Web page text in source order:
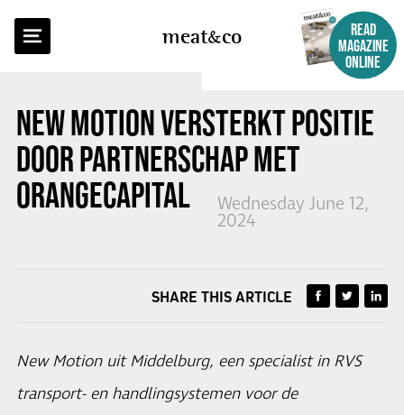
meatco
READ
MAGAZINE
ONLINE
NEW MOTION VERSTERKT POSITIE
DOOR PARTNERSCHAP MET
ORANGECAPITAL
Wednesday June 12,
2024
BACK TO OVERVIEW
SHARE THIS ARTICLE
New Motion uit Middelburg, een specialist in RVS
transport- en handlingsystemen voor de